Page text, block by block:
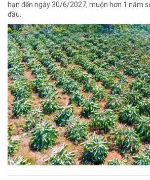
hạn đến ngày 30/6/2027, muộn hơn 1 năm
đầu.